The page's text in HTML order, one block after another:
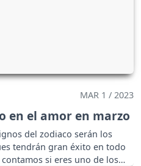
MAR 1 / 2023
en el amor en marzo
del zodiaco serán los
tendrán gran éxito en todo
si eres uno de los